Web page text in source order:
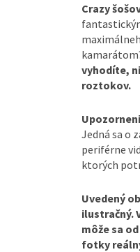
Crazy
vyhodíte,
roztokov.
Jedná sa o
periférne
ktorých
Uvedený
ilustračný.
môže sa
fotky